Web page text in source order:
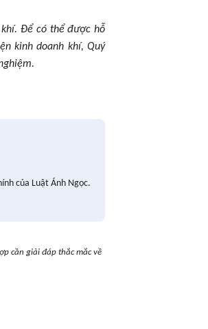
Để có thể được hỗ
kinh doanh khí, Quý
của Luật Ánh Ngọc.
cần giải đáp thắc mắc về